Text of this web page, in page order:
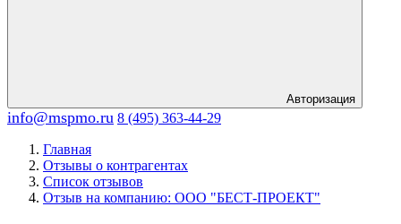
Авторизация
info@mspmo.ru 8 (495) 363-44-29
Главная
Отзывы о контрагентах
Список отзывов
Отзыв на компанию: ООО "БЕСТ-ПРОЕКТ"